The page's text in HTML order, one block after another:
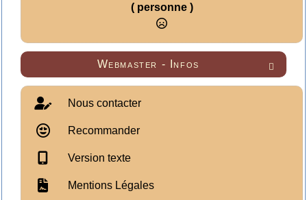
( personne )

Webmaster - Infos
Nous contacter
Recommander
Version texte
Mentions Légales